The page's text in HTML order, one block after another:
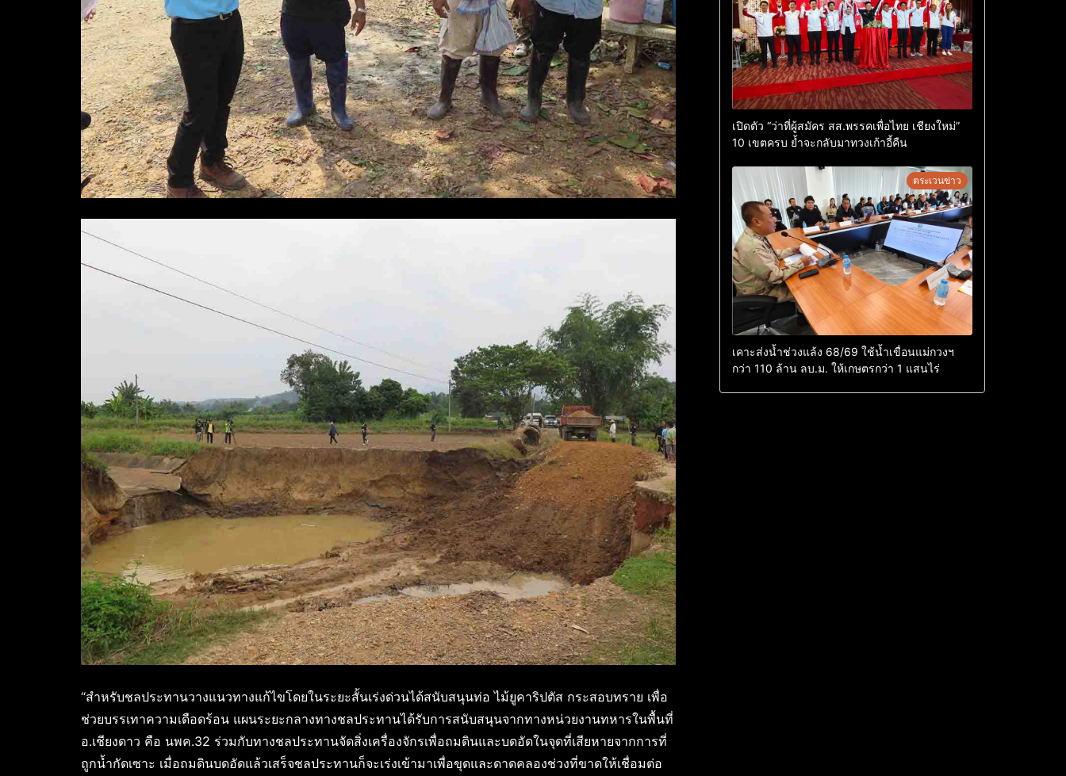
“สำหรับชลประทานวางแนวทางแก้ไขโดยในระยะสั้นเร่งด่วนได้สนับสนุนท่อ ไม้ยูคาริปตัส กระสอบทราย เพื่อ
ช่วยบรรเทาความเดือดร้อน แผนระยะกลางทางชลประทานได้รับการสนับสนุนจากทางหน่วยงานทหารในพื้นที่
อ.เชียงดาว คือ นพค.32 ร่วมกับทางชลประทานจัดสิ่งเครื่องจักรเพื่อถมดินและบดอัดในจุดที่เสียหายจากการที่
ถูกน้ำกัดเซาะ เมื่อถมดินบดอัดแล้วเสร็จชลประทานก็จะเร่งเข้ามาเพื่อขุดและดาดคลองช่วงที่ขาดให้เชื่อมต่อ
เปิดตัว “ว่าที่ผู้สมัคร สส.พรรคเพื่อไทย เชียงใหม่”
10 เขตครบ ย้ำจะกลับมาทวงเก้าอี้คืน
ตระเวนข่าว
เคาะส่งน้ำช่วงแล้ง 68/69 ใช้น้ำเขื่อนแม่กวงฯ
กว่า 110 ล้าน ลบ.ม. ให้เกษตรกว่า 1 แสนไร่